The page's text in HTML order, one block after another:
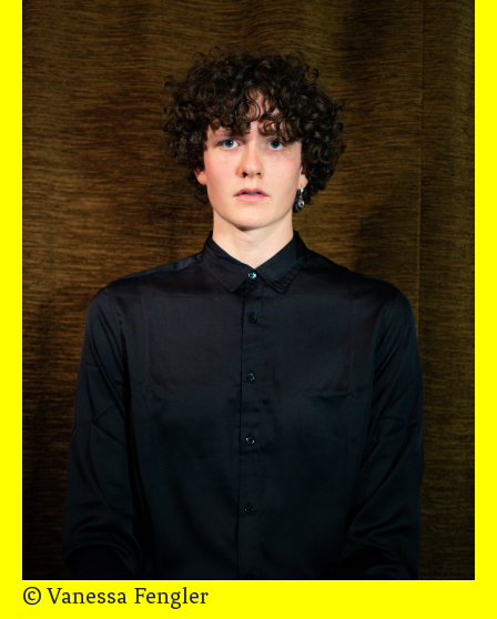
© Vanessa Fengler